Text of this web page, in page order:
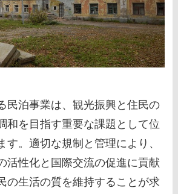
民泊事業は、観光振興と住民の
和を目指す重要な課題として位
す。適切な規制と管理により、
活性化と国際交流の促進に貢献
の生活の質を維持することが求